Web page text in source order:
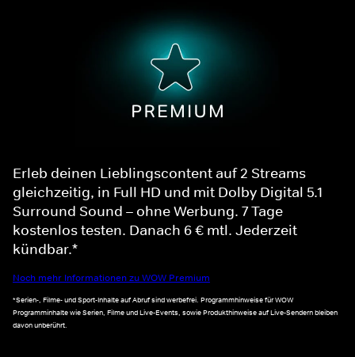
Erleb deinen Lieblingscontent auf 2 Streams
gleichzeitig, in Full HD und mit Dolby Digital 5.1
Surround Sound – ohne Werbung. 7 Tage
kostenlos testen. Danach 6 € mtl. Jederzeit
kündbar.*
Noch mehr Informationen zu WOW Premium
*Serien-, Filme- und Sport-Inhalte auf Abruf sind werbefrei. Programmhinweise für WOW
Programminhalte wie Serien, Filme und Live-Events, sowie Produkthinweise auf Live-Sendern bleiben
davon unberührt.